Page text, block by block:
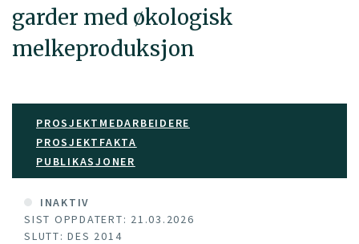
garder med økologisk
melkeproduksjon
PROSJEKTMEDARBEIDERE
PROSJEKTFAKTA
PUBLIKASJONER
INAKTIV
SIST OPPDATERT: 21.03.2026
SLUTT: DES 2014